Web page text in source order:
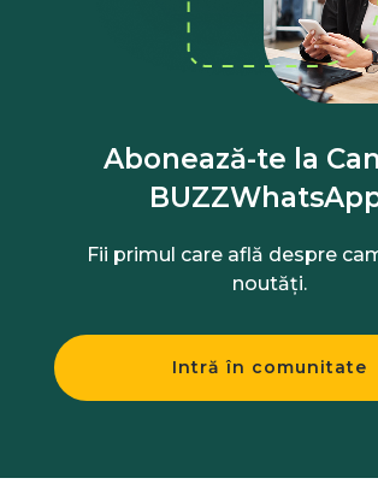
Abonează-te la
Fii primul care află despre
noutăți.
Intră în comunitate